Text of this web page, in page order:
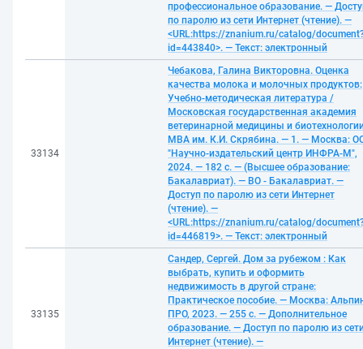
профессиональное образование. —
по паролю из сети Интернет (чтение). —
<URL:https://znanium.ru/catalog/
id=443840>. — Текст: электронный
33134
Чебакова, Галина Викторовна. Оценка
качества молока и молочных продуктов:
Учебно-методическая литература /
Московская государственная академия
ветеринарной медицины и
МВА им. К.И. Скрябина. — 1. — Москва:
"Научно-издательский центр ИНФРА-М",
2024. — 182 с. — (Высшее образование:
Бакалавриат). — ВО - Бакалавриат. —
Доступ по паролю из сети Интернет
(чтение). —
<URL:https://znanium.ru/catalog/
id=446819>. — Текст: электронный
33135
Сандер, Сергей. Дом за рубежом : Как
выбрать, купить и оформить
недвижимость в другой стране:
Практическое пособие. — Москва:
ПРО, 2023. — 255 с. — Дополнительное
образование. — Доступ по паролю из
Интернет (чтение). —